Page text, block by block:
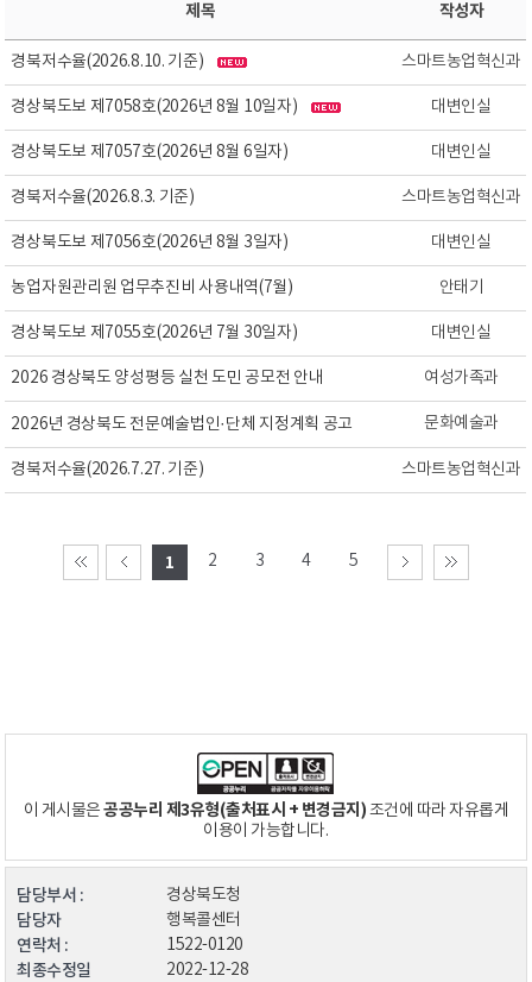
제목 작성자
경북저수율(2026.8.10. 기준) 스마트농업혁신과
경상북도보 제7058호(2026년 8월 10일자) 대변인실
경상북도보 제7057호(2026년 8월 6일자) 대변인실
경북저수율(2026.8.3. 기준) 스마트농업혁신과
경상북도보 제7056호(2026년 8월 3일자) 대변인실
농업자원관리원 업무추진비 사용내역(7월) 안태기
경상북도보 제7055호(2026년 7월 30일자) 대변인실
2026 경상북도 양성평등 실천 도민 공모전 안내 여성가족과
2026년 경상북도 전문예술법인·단체 지정계획 공고 문화예술과
경북저수율(2026.7.27. 기준) 스마트농업혁신과
1 2 3 4 5
이 게시물은공공누리 제3유형(출처표시 + 변경금지)조건에 따라 자유롭게
이용이 가능합니다.
담당부서 : 경상북도청
담당자 행복콜센터
연락처 : 1522-0120
최종수정일 2022-12-28